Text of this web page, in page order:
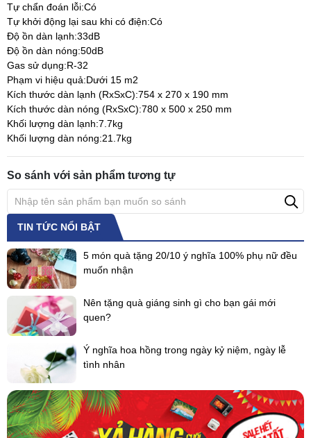
Tự chẩn đoán lỗi:Có
Tự khởi động lại sau khi có điện:Có
Độ ồn dàn lạnh:33dB
Độ ồn dàn nóng:50dB
Gas sử dụng:R-32
Phạm vi hiệu quả:Dưới 15 m2
Kích thước dàn lạnh (RxSxC):754 x 270 x 190 mm
Kích thước dàn nóng (RxSxC):780 x 500 x 250 mm
Khối lượng dàn lạnh:7.7kg
Khối lượng dàn nóng:21.7kg
So sánh với sản phẩm tương tự
TIN TỨC NỔI BẬT
5 món quà tặng 20/10 ý nghĩa 100% phụ nữ đều
muốn nhận
Nên tặng quà giáng sinh gì cho bạn gái mới
quen?
Ý nghĩa hoa hồng trong ngày kỷ niệm, ngày lễ
tình nhân